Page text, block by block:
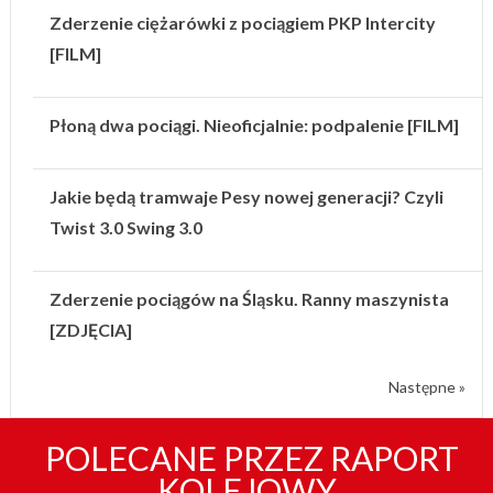
Zderzenie ciężarówki z pociągiem PKP Intercity
[FILM]
Płoną dwa pociągi. Nieoficjalnie: podpalenie [FILM]
Jakie będą tramwaje Pesy nowej generacji? Czyli
Twist 3.0 Swing 3.0
Zderzenie pociągów na Śląsku. Ranny maszynista
[ZDJĘCIA]
Następne »
POLECANE PRZEZ RAPORT